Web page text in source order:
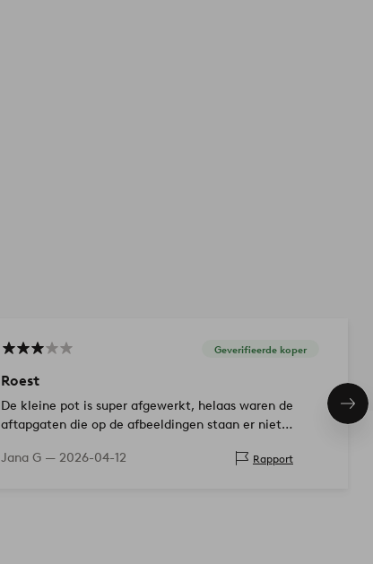
Geverifieerde koper
Roest
De kleine pot is super afgewerkt, helaas waren de
aftapgaten die op de afbeeldingen staan er niet
alleen de afbeelding verwarrend. De grote pot i…
Jana G — 2026-04-12 Rapport